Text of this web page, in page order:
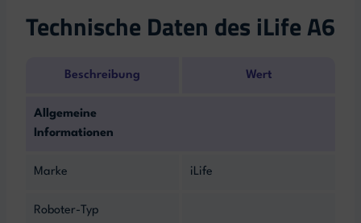
Technische Daten des iLife A6
Beschreibung Wert
Allgemeine
Informationen
Marke iLife
Roboter-Typ